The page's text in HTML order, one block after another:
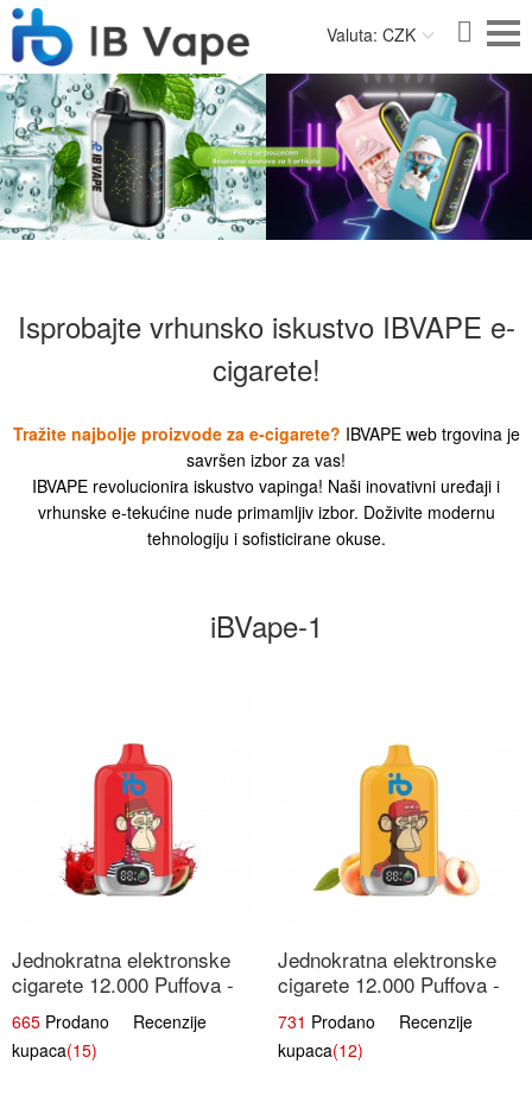
Valuta: CZK
Isprobajte vrhunsko iskustvo IBVAPE e-
cigarete!
Tražite najbolje proizvode za e-cigarete? IBVAPE web trgovina je
savršen izbor za vas!
IBVAPE revolucionira iskustvo vapinga! Naši inovativni uređaji i
vrhunske e-tekućine nude primamljiv izbor. Doživite modernu
tehnologiju i sofisticirane okuse.
iBVape-1
Jednokratna elektronske
cigarete 12.000 Puffova -
Lubenica Sladoled | Ljetna
Desertna Aroma
665 Prodano Recenzije
kupaca(15)
Jednokratna elektronske
cigarete 12.000 Puffova -
Breskva i Voćni Sok |
Osježavajuća Voćna
Mješavina
731 Prodano Recenzije
kupaca(12)